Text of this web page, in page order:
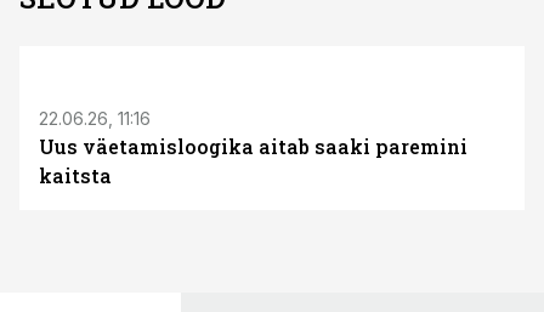
22.06.26, 11:16
Uus väetamisloogika aitab saaki paremini
kaitsta